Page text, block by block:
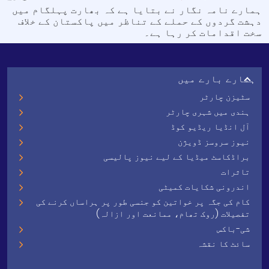
ہمارے نامہ نگار نے بتایا ہے کہ بھارت پہلگام میں
دہشت گردوں کے حملے کے تناظر میں پاکستان کے خلاف
سخت اقدامات کر رہا ہے۔
ہمارے بارے میں
سٹیزن چارٹر
ہندی میں شہری چارٹر
آل انڈیا ریڈیو کوڈ
نیوز سروسز ڈویژن
براڈکاسٹ میڈیا کے لیے نیوز پالیسی
تاثرات
اندرونی شکایات کمیٹی
کام کی جگہ پر خواتین کو جنسی طور پر ہراساں کرنے کی
تفصیلات (روک تھام، ممانعت اور ازالہ)
شی-باکس
سائٹ کا نقشہ